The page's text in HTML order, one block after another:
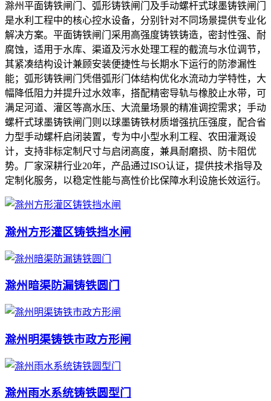
滁州平面铸铁闸门、弧形铸铁闸门及手动螺杆式球墨铸铁闸门
是水利工程中的核心控水设备，分别针对不同场景提供专业化
解决方案。平面铸铁闸门采用高强度铸铁铸造，密封性强、耐
腐蚀，适用于水库、渠道及污水处理工程的截流与水位调节，
其紧凑结构设计兼顾安装便捷性与长期水下运行的防渗漏性
能；弧形铸铁闸门凭借弧形门体结构优化水流动力学特性，大
幅降低阻力并提升过水效率，搭配精密导轨与橡胶止水带，可
满足河道、灌区等高水压、大流量场景的精准调控需求；手动
螺杆式球墨铸铁闸门则以球墨铸铁材质增强抗压强度，配合省
力型手动螺杆启闭装置，专为中小型水利工程、农田灌溉设
计，支持非标定制尺寸与启闭高度，兼具耐磨损、防卡阻优
势。厂家深耕行业20年，产品通过ISO认证，提供技术指导及
定制化服务，以稳定性能与高性价比保障水利设施长效运行。
滁州方形灌区铸铁挡水闸
滁州暗渠防漏铸铁圆门
滁州明渠铸铁市政方形闸
滁州雨水系统铸铁圆型门